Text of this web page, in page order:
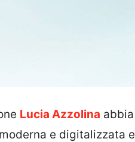
Lucia Azzolina abbia
e digitalizzata e